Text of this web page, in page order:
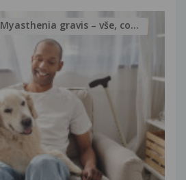
Myasthenia gravis – vše, co...